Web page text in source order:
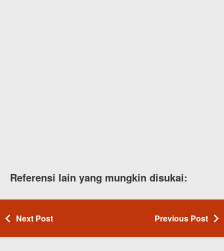
Referensi lain yang mungkin disukai:
Next Post Previous Post